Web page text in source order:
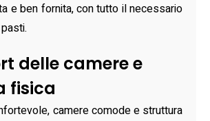
e ben fornita, con tutto il necessario
delle camere e
fisica
camere comode e struttura